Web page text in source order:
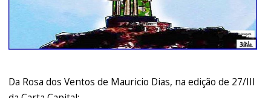
Da Rosa dos Ventos de Mauricio Dias, na edição de 27/III